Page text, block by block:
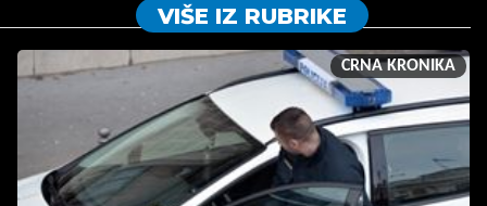
VIŠE IZ RUBRIKE
CRNA KRONIKA